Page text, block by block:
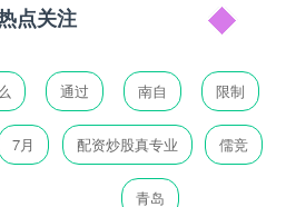
点关注
通过 南自 限制
7月 配资炒股真专业 儒竞
青岛